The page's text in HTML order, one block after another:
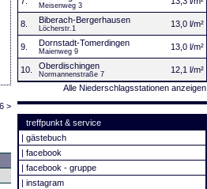
>
Meisenweg 3
8. Biberach-Bergerhausen
Löcherstr.1 13,0 l/m²
9. Dornstadt-Tomerdingen
Maienweg 9 13,0 l/m²
10. Oberdischingen
Normannenstraße 7
12,1 l/m²
Alle Niederschlagsstationen anzeigen
treffpunkt & service
| gästebuch
| facebook
| facebook - gruppe
| instagram